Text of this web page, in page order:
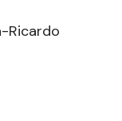
Ricardo